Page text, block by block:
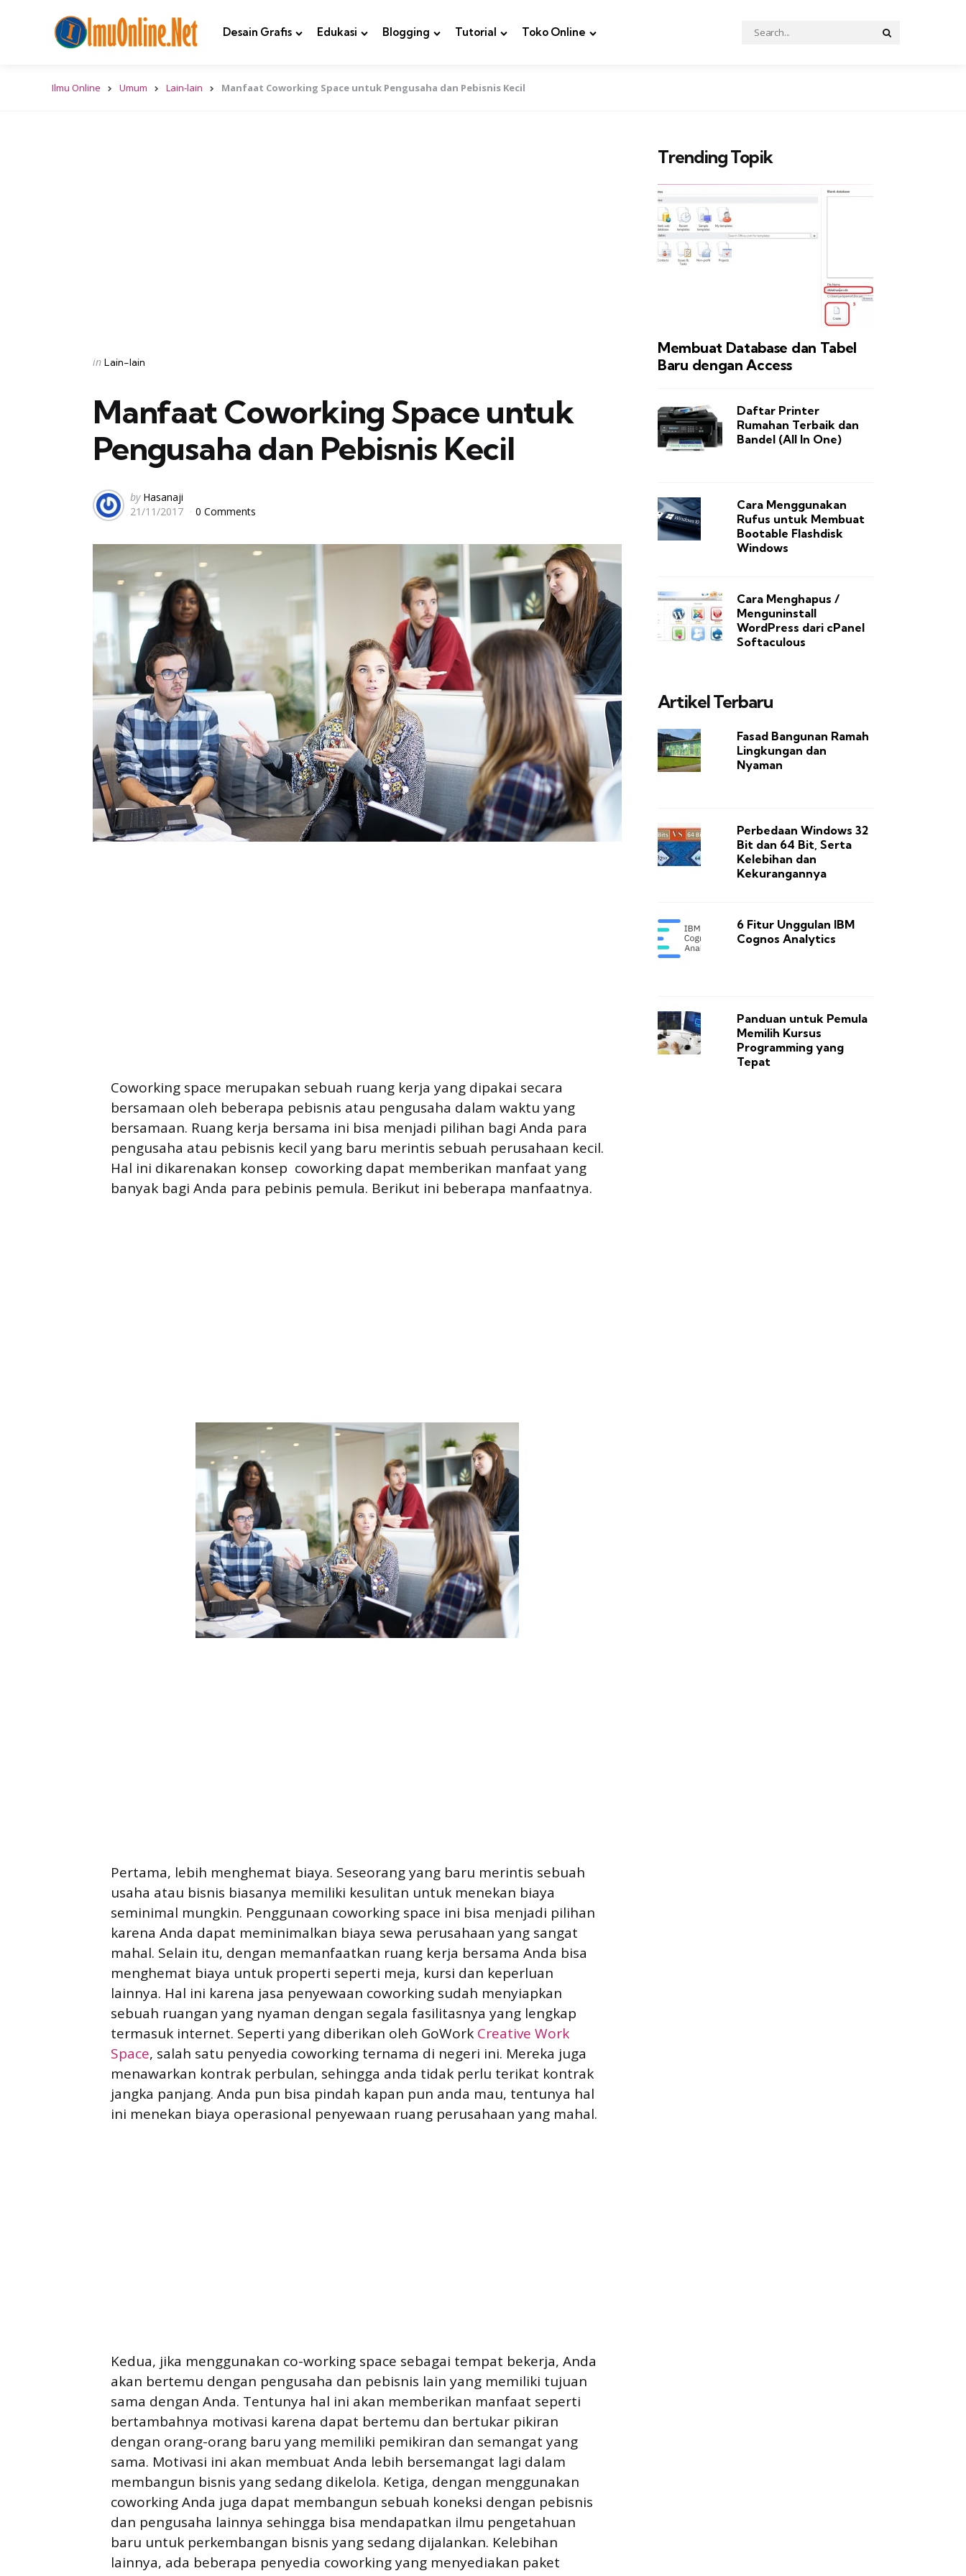
Desain Grafis Edukasi Blogging Tutorial Toko Online
Search
for:
Ilmu Online Umum Lain-lain Manfaat Coworking Space untuk Pengusaha dan Pebisnis Kecil
Categories
Posted
in Lain-lain
Manfaat Coworking Space untuk
Pengusaha dan Pebisnis Kecil
Posted
by
by Hasanaji
21/11/2017
0 Comments
Coworking space merupakan sebuah ruang kerja yang dipakai secara
bersamaan oleh beberapa pebisnis atau pengusaha dalam waktu yang
bersamaan. Ruang kerja bersama ini bisa menjadi pilihan bagi Anda para
pengusaha atau pebisnis kecil yang baru merintis sebuah perusahaan kecil.
Hal ini dikarenakan konsep coworking dapat memberikan manfaat yang
banyak bagi Anda para pebinis pemula. Berikut ini beberapa manfaatnya.
Pertama, lebih menghemat biaya. Seseorang yang baru merintis sebuah
usaha atau bisnis biasanya memiliki kesulitan untuk menekan biaya
seminimal mungkin. Penggunaan coworking space ini bisa menjadi pilihan
karena Anda dapat meminimalkan biaya sewa perusahaan yang sangat
mahal. Selain itu, dengan memanfaatkan ruang kerja bersama Anda bisa
menghemat biaya untuk properti seperti meja, kursi dan keperluan
lainnya. Hal ini karena jasa penyewaan coworking sudah menyiapkan
sebuah ruangan yang nyaman dengan segala fasilitasnya yang lengkap
termasuk internet. Seperti yang diberikan oleh GoWork Creative Work
Space, salah satu penyedia coworking ternama di negeri ini. Mereka juga
menawarkan kontrak perbulan, sehingga anda tidak perlu terikat kontrak
jangka panjang. Anda pun bisa pindah kapan pun anda mau, tentunya hal
ini menekan biaya operasional penyewaan ruang perusahaan yang mahal.
Kedua, jika menggunakan co-working space sebagai tempat bekerja, Anda
akan bertemu dengan pengusaha dan pebisnis lain yang memiliki tujuan
sama dengan Anda. Tentunya hal ini akan memberikan manfaat seperti
bertambahnya motivasi karena dapat bertemu dan bertukar pikiran
dengan orang-orang baru yang memiliki pemikiran dan semangat yang
sama. Motivasi ini akan membuat Anda lebih bersemangat lagi dalam
membangun bisnis yang sedang dikelola. Ketiga, dengan menggunakan
coworking Anda juga dapat membangun sebuah koneksi dengan pebisnis
dan pengusaha lainnya sehingga bisa mendapatkan ilmu pengetahuan
baru untuk perkembangan bisnis yang sedang dijalankan. Kelebihan
lainnya, ada beberapa penyedia coworking yang menyediakan paket
Trending Topik
Membuat Database dan Tabel
Baru dengan Access
Daftar Printer
Rumahan Terbaik dan
Bandel (All In One)
Cara Menggunakan
Rufus untuk Membuat
Bootable Flashdisk
Windows
Cara Menghapus /
Menguninstall
WordPress dari cPanel
Softaculous
Artikel Terbaru
Fasad Bangunan Ramah
Lingkungan dan
Nyaman
Perbedaan Windows 32
Bit dan 64 Bit, Serta
Kelebihan dan
Kekurangannya
6 Fitur Unggulan IBM
Cognos Analytics
Panduan untuk Pemula
Memilih Kursus
Programming yang
Tepat